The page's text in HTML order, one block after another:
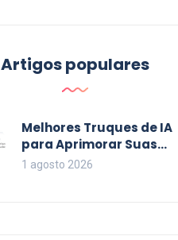
Artigos populares
Melhores Truques de IA
para Aprimorar Suas
Habilidades em 2026
1 agosto 2026